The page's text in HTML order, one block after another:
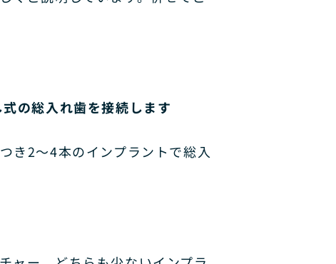
の総入れ歯を接続します
き2～4本のインプラントで総入